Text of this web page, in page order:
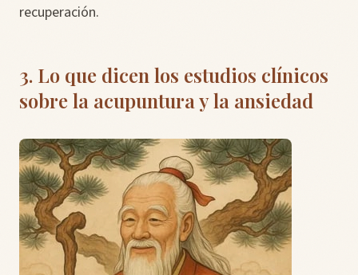
recuperación.
3. Lo que dicen los estudios clínicos
sobre la acupuntura y la ansiedad